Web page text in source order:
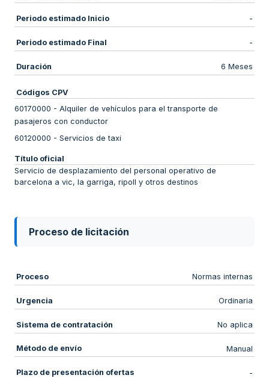
Periodo estimado Inicio -
Periodo estimado Final -
Duración 6 Meses
Códigos CPV
60170000 - Alquiler de vehículos para el transporte de
pasajeros con conductor
60120000 - Servicios de taxi
Título oficial
Servicio de desplazamiento del personal operativo de
barcelona a vic, la garriga, ripoll y otros destinos
Proceso de licitación
Proceso Normas internas
Urgencia Ordinaria
Sistema de contratación No aplica
Método de envío Manual
Plazo de presentación ofertas -